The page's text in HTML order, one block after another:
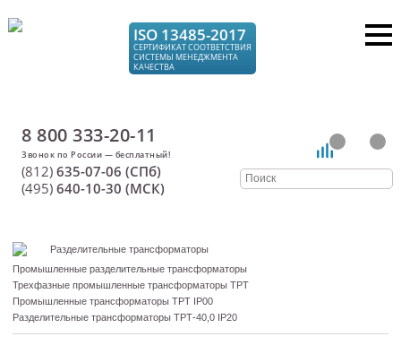
ISO 13485-2017
СЕРТИФИКАТ СООТВЕТСТВИЯ
СИСТЕМЫ МЕНЕДЖМЕНТА
КАЧЕСТВА
8 800 333-20-11
(812) 635-07-06 (СПб)
(495) 640-10-30 (МСК)
Разделительные трансформаторы
Промышленные разделительные трансформаторы
Трехфазные промышленные трансформаторы ТРТ
Промышленные трансформаторы ТРТ IP00
Разделительные трансформаторы ТРТ-40,0 IP20